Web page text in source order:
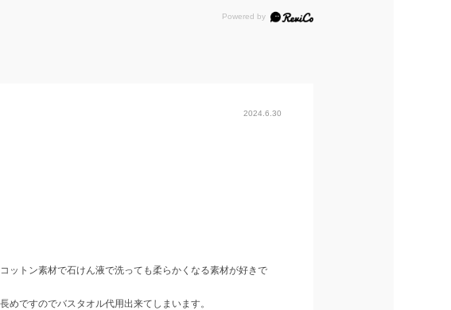
2024.6.30
ットン素材で石けん液で洗っても柔らかくなる素材が好きで
ですのでバスタオル代用出来てしまいます。